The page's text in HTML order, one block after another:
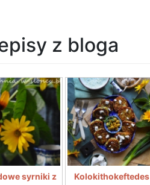
z bloga
syrniki z
Kolokithokeftedes